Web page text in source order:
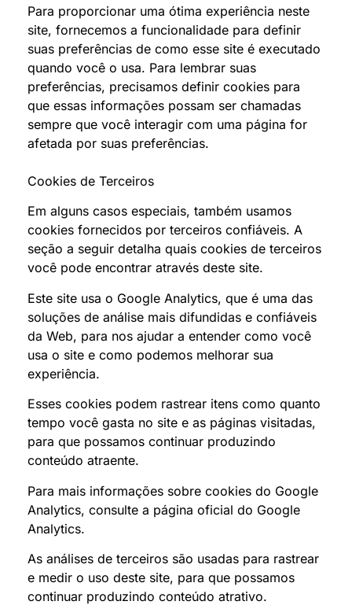
Para proporcionar uma ótima experiência neste
site, fornecemos a funcionalidade para definir
suas preferências de como esse site é executado
quando você o usa. Para lembrar suas
preferências, precisamos definir cookies para
que essas informações possam ser chamadas
sempre que você interagir com uma página for
afetada por suas preferências.
Cookies de Terceiros
Em alguns casos especiais, também usamos
cookies fornecidos por terceiros confiáveis. A
seção a seguir detalha quais cookies de terceiros
você pode encontrar através deste site.
Este site usa o Google Analytics, que é uma das
soluções de análise mais difundidas e confiáveis
da Web, para nos ajudar a entender como você
usa o site e como podemos melhorar sua
experiência.
Esses cookies podem rastrear itens como quanto
tempo você gasta no site e as páginas visitadas,
para que possamos continuar produzindo
conteúdo atraente.
Para mais informações sobre cookies do Google
Analytics, consulte a página oficial do Google
Analytics.
As análises de terceiros são usadas para rastrear
e medir o uso deste site, para que possamos
continuar produzindo conteúdo atrativo.